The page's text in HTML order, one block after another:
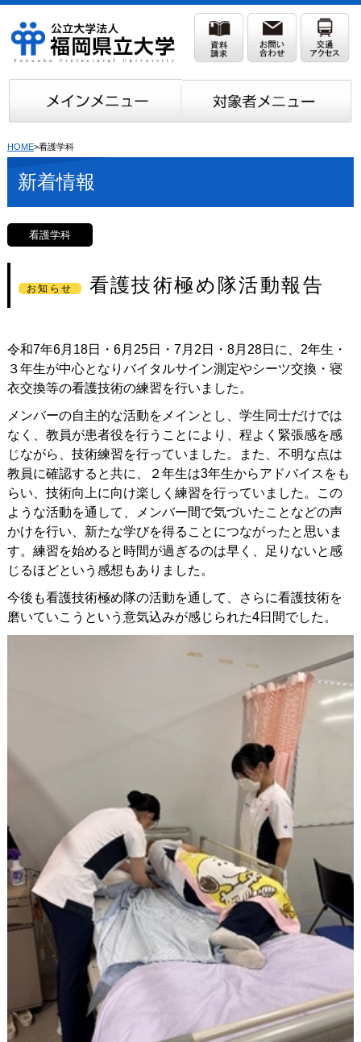
HOME>看護学科
新着情報
看護学科
お知らせ 看護技術極め隊活動報告
令和7年6月 18日・ 6月 25日・ 7月 2 日・ 8月 28日に、 2年生・
３年生が中心となりバイタルサイン測定やシーツ交換・寝
衣交換等の看護技術の練習を行いました。
メンバーの自主的な活動をメインとし、学生同士だけでは
なく、教員が患者役を行うことにより、程よく緊張感を感
じながら、技術練習を行っていました。また、不明な点は
教員に確認すると共に、２年生は3年生からアドバイスをも
らい、技術向上に向け楽しく練習を行っていました。この
ような活動を通して、メンバー間で気づいたことなどの声
かけを行い、新たな学びを得ることにつながったと思いま
す。練習を始めると時間が過ぎるのは早く、足りないと感
じるほどという感想もありました。
今後も看護技術極め隊の活動を通して、さらに看護技術を
磨いていこうという意気込みが感じられた4日間でした。